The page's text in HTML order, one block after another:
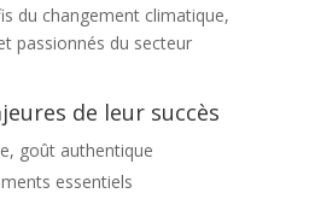
du changement climatique,
passionnés du secteur
de leur succès
goût authentique
essentiels